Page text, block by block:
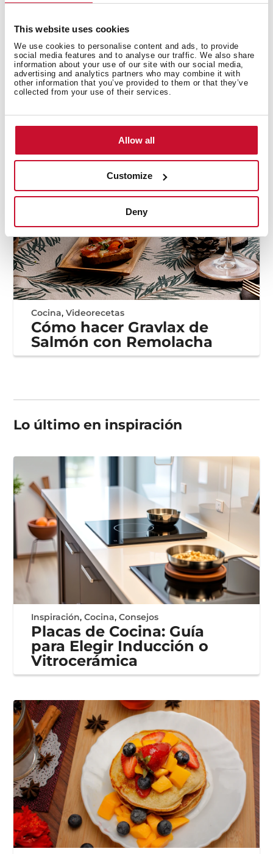
This website uses cookies
We use cookies to personalise content and ads, to provide
social media features and to analyse our traffic. We also share
information about your use of our site with our social media,
advertising and analytics partners who may combine it with
other information that you’ve provided to them or that they’ve
collected from your use of their services.
Allow all
Customize
Deny
Cocina,Videorecetas
Receta fácil de Canelones
con setas y Castañas
Cocina,Videorecetas
Cómo hacer Gravlax de
Salmón con Remolacha
Lo último en inspiración
Inspiración,Cocina,Consejos
Placas de Cocina: Guía
para Elegir Inducción o
Vitrocerámica